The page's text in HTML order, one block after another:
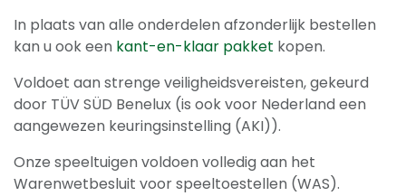
In plaats van alle onderdelen afzonderlijk bestellen
kan u ook een kant-en-klaar pakket kopen.
Voldoet aan strenge veiligheidsvereisten, gekeurd
door TÜV SÜD Benelux (is ook voor Nederland een
aangewezen keuringsinstelling (AKI)).
Onze speeltuigen voldoen volledig aan het
Warenwetbesluit voor speeltoestellen (WAS).